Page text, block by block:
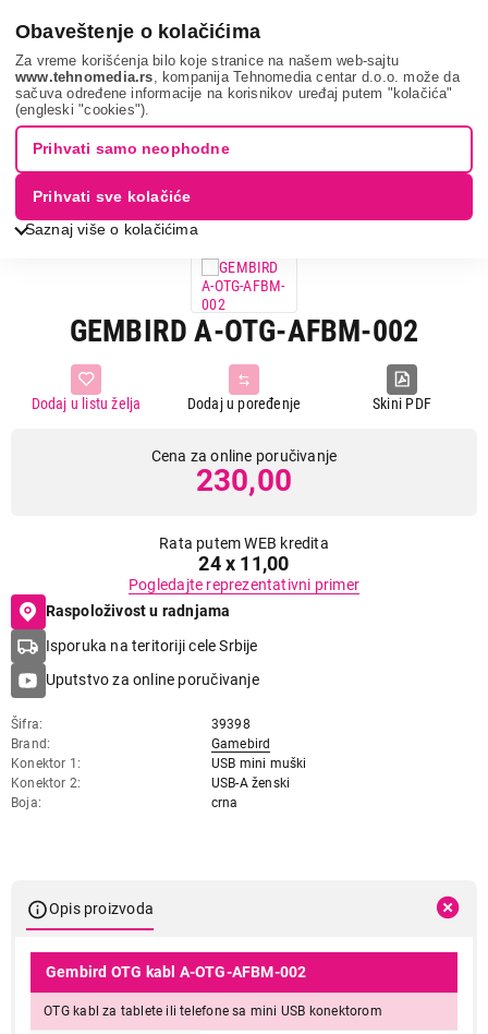
Obaveštenje o kolačićima
Za vreme korišćenja bilo koje stranice na našem web-sajtu
www.tehnomedia.rs , kompanija Tehnomedia centar d.o.o. može da
sačuva određene informacije na korisnikov uređaj putem "kolačića"
(engleski "cookies").
Saznaj više o kolačićima
Prihvati samo neophodne
Prihvati sve kolačiće
It & gaming Kablovi i adapteri
Adapteri i konverteri
Gembird a-otg-a...
GEMBIRD A-OTG-AFBM-002
Skini PDF
Dodaj u poređenje
Dodaj u listu želja
Cena za online poručivanje
230,00
Rata putem WEB kredita
24 x 11,00
Pogledajte reprezentativni primer
Raspoloživost u radnjama
Isporuka na teritoriji cele Srbije
Uputstvo za online poručivanje
Šifra
39398
Brand
Gamebird
Konektor 1
USB mini muški
Konektor 2
USB-A ženski
Boja
crna
Opis proizvoda
Gembird OTG kabl A-OTG-AFBM-002
OTG kabl za tablete ili telefone sa mini USB konektorom